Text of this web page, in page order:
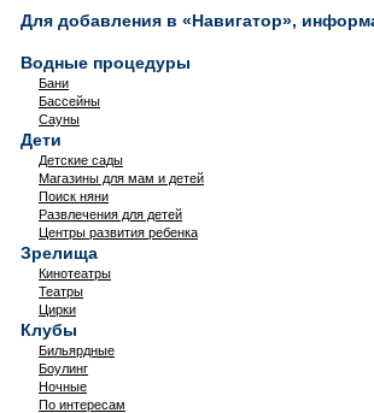
Для добавления в «Навигатор»,
Водные процедуры
Бани
Бассейны
Сауны
Дети
Детские сады
Магазины для мам и детей
Поиск няни
Развлечения для детей
Центры развития ребенка
Зрелища
Кинотеатры
Театры
Цирки
Клубы
Бильярдные
Боулинг
Ночные
По интересам